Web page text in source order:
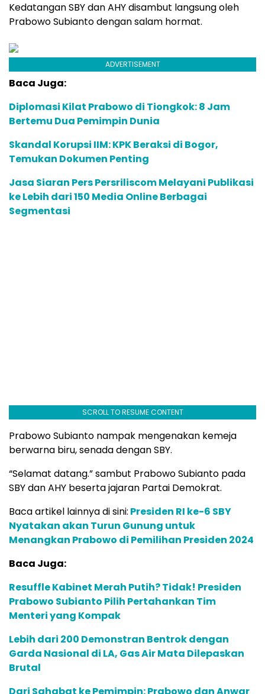
Kedatangan SBY dan AHY disambut langsung oleh
Prabowo Subianto dengan salam hormat.
ADVERTISEMENT
Baca Juga:
Diplomasi Kilat Prabowo di Tiongkok: 8 Jam
Bertemu Dua Pemimpin Dunia
Skandal Korupsi IIM: KPK Beraksi di Bogor,
Temukan Dokumen Penting
Jasa Siaran Pers Persriliscom Melayani Publikasi
ke Lebih dari 150 Media Online Berbagai
Segmentasi
SCROLL TO RESUME CONTENT
Prabowo Subianto nampak mengenakan kemeja
berwarna biru, senada dengan SBY.
“Selamat datang.” sambut Prabowo Subianto pada
SBY dan AHY beserta jajaran Partai Demokrat.
Baca artikel lainnya di sini: Presiden RI ke-6 SBY
Nyatakan akan Turun Gunung untuk
Menangkan Prabowo di Pemilihan Presiden 2024
Baca Juga:
Resuffle Kabinet Merah Putih? Tidak! Presiden
Prabowo Subianto Pilih Pertahankan Tim
Menteri yang Kompak
Lebih dari 200 Demonstran Bentrok dengan
Garda Nasional di LA, Gas Air Mata Dilepaskan
Brutal